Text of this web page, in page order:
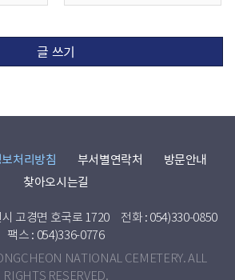
글 쓰기
처리방침 부서별연락처
방문안내
찾아오시는길
고경면 호국로 1720
전화 : 054)330-0850
팩스 : 054)336-0776
NATIONAL CEMETERY. ALL
RIGHTS RESERVED.